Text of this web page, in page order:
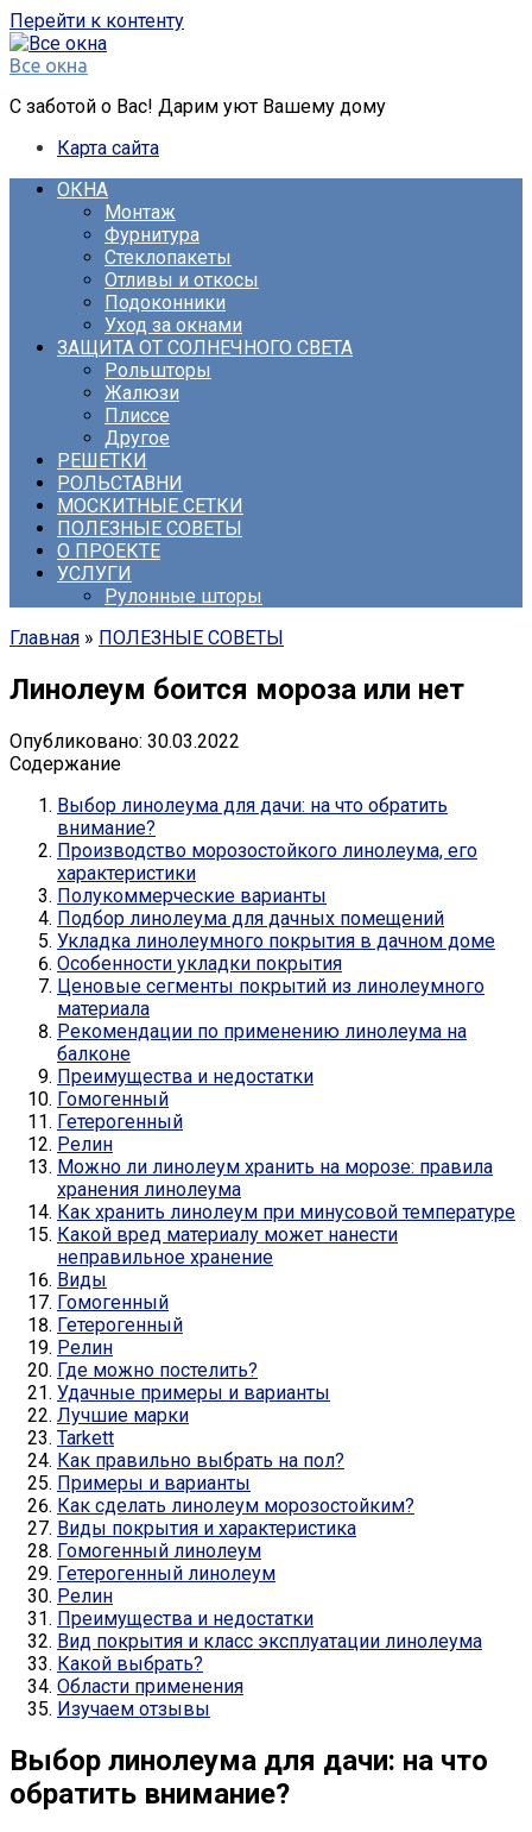
Перейти к контенту
Все окна
С заботой о Вас! Дарим уют Вашему дому
Карта сайта
ОКНА
Монтаж
Фурнитура
Стеклопакеты
Отливы и откосы
Подоконники
Уход за окнами
ЗАЩИТА ОТ СОЛНЕЧНОГО СВЕТА
Рольшторы
Жалюзи
Плиссе
Другое
РЕШЕТКИ
РОЛЬСТАВНИ
МОСКИТНЫЕ СЕТКИ
ПОЛЕЗНЫЕ СОВЕТЫ
О ПРОЕКТЕ
УСЛУГИ
Рулонные шторы
Главная » ПОЛЕЗНЫЕ СОВЕТЫ
Линолеум боится мороза или нет
Опубликовано: 30.03.2022
Содержание
Выбор линолеума для дачи: на что обратить
внимание?
Производство морозостойкого линолеума, его
характеристики
Полукоммерческие варианты
Подбор линолеума для дачных помещений
Укладка линолеумного покрытия в дачном доме
Особенности укладки покрытия
Ценовые сегменты покрытий из линолеумного
материала
Рекомендации по применению линолеума на
балконе
Преимущества и недостатки
Гомогенный
Гетерогенный
Релин
Можно ли линолеум хранить на морозе: правила
хранения линолеума
Как хранить линолеум при минусовой температуре
Какой вред материалу может нанести
неправильное хранение
Виды
Гомогенный
Гетерогенный
Релин
Где можно постелить?
Удачные примеры и варианты
Лучшие марки
Tarkett
Как правильно выбрать на пол?
Примеры и варианты
Как сделать линолеум морозостойким?
Виды покрытия и характеристика
Гомогенный линолеум
Гетерогенный линолеум
Релин
Преимущества и недостатки
Вид покрытия и класс эксплуатации линолеума
Какой выбрать?
Области применения
Изучаем отзывы
Выбор линолеума для дачи: на что
обратить внимание?